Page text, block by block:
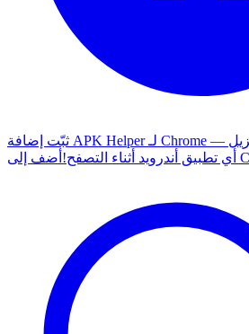
ثبّت إضافة APK Helper لـ Chrome — احصل فوراً على روابط تنزيل
أي تطبيق أندرويد أثناء التصفح!